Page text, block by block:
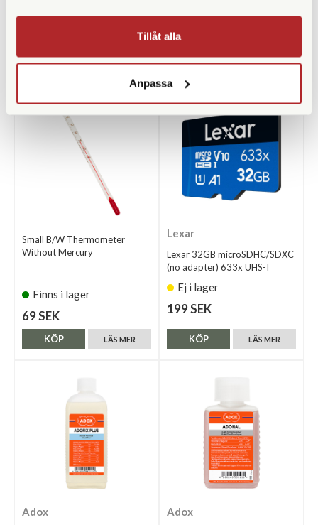
Tillåt alla
Anpassa
LÄS MER
KÖP
Finns i lager
49 SEK
LÄS MER
KÖP
Small B/W Thermometer
Without Mercury
Finns i lager
69 SEK
LÄS MER
KÖP
Lexar
Lexar 32GB microSDHC/SDXC
(no adapter) 633x UHS-I
Ej i lager
199 SEK
LÄS MER
KÖP
Adox Adox